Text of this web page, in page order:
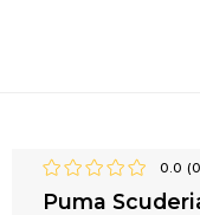
0.0 (0
Puma